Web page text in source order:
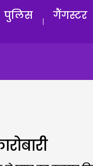
पुलिस गैंगस्टर